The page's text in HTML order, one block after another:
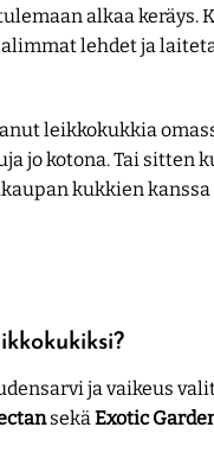
alkaa keräys.
lehdet ja
leikkokukkia
jo kotona. Tai sitten
kukkien
ja vaikeus
sekäExotic